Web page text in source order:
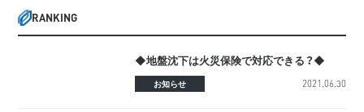
RANKING
◆地盤沈下は火災保険で対応できる？◆
お知らせ 2021.06.30